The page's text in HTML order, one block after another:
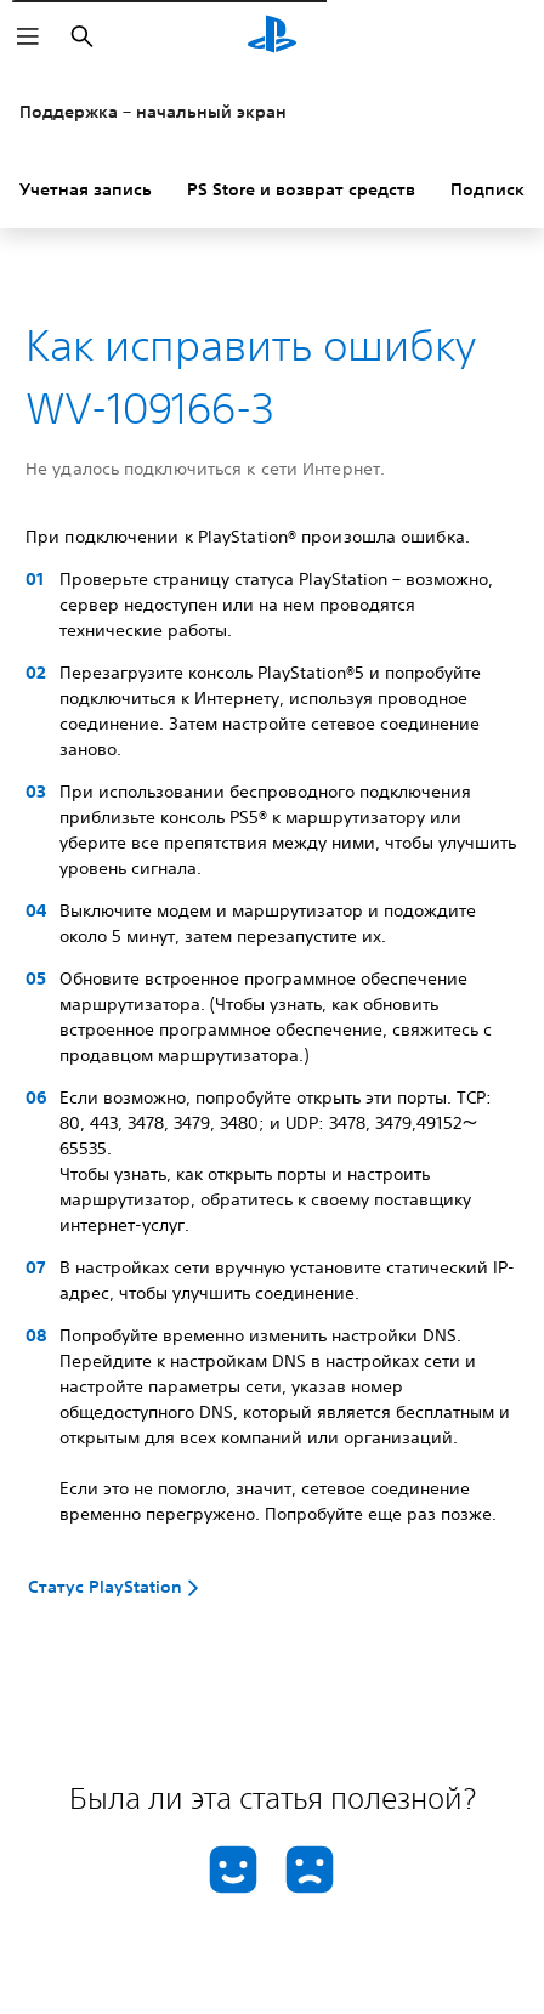
Поиск
Поддержка – начальный экран
Учетная запись PS Store и возврат средств Подписки
Как исправить ошибку
WV-109166-3
Не удалось подключиться к сети Интернет.
При подключении к PlayStation® произошла ошибка.
Проверьте страницу статуса PlayStation – возможно,
сервер недоступен или на нем проводятся
технические работы.
Перезагрузите консоль PlayStation®5 и попробуйте
подключиться к Интернету, используя проводное
соединение. Затем настройте сетевое соединение
заново.
При использовании беспроводного подключения
приблизьте консоль PS5® к маршрутизатору или
уберите все препятствия между ними, чтобы улучшить
уровень сигнала.
Выключите модем и маршрутизатор и подождите
около 5 минут, затем перезапустите их.
Обновите встроенное программное обеспечение
маршрутизатора. (Чтобы узнать, как обновить
встроенное программное обеспечение, свяжитесь с
продавцом маршрутизатора.)
Если возможно, попробуйте открыть эти порты. TCP:
80, 443, 3478, 3479, 3480; и UDP: 3478, 3479,49152～
65535.
Чтобы узнать, как открыть порты и настроить
маршрутизатор, обратитесь к своему поставщику
интернет-услуг.
В настройках сети вручную установите статический IP-
адрес, чтобы улучшить соединение.
Попробуйте временно изменить настройки DNS.
Перейдите к настройкам DNS в настройках сети и
настройте параметры сети, указав номер
общедоступного DNS, который является бесплатным и
открытым для всех компаний или организаций.
Если это не помогло, значит, сетевое соединение
временно перегружено. Попробуйте еще раз позже.
Статус PlayStation
Была ли эта статья полезной?